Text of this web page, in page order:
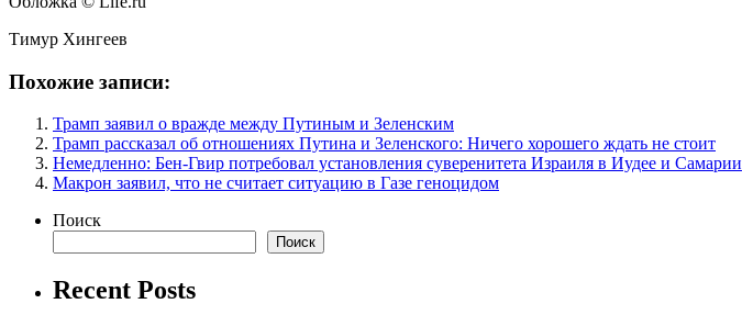
Тимур Хингеев
Похожие записи:
Трамп заявил о вражде между Путиным и Зеленским
Трамп рассказал об отношениях Путина и Зеленского: Ничего хорошего ждать не стоит
Немедленно: Бен-Гвир потребовал установления суверенитета Израиля в Иудее и Самарии
Макрон заявил, что не считает ситуацию в Газе геноцидом
Поиск
Поиск
Recent Posts